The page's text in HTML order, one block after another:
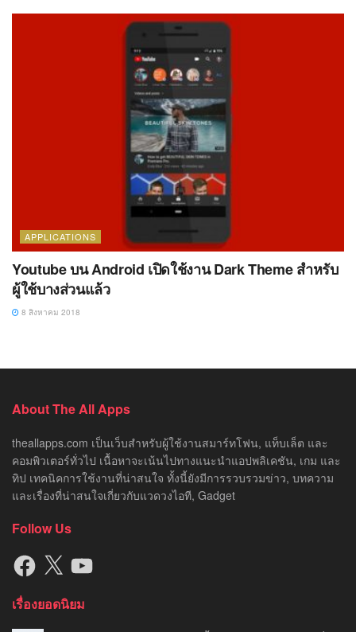
APPLICATIONS
Youtube บน Android เปิดใช้งาน Dark Theme สำหรับ
ผู้ใช้บางส่วนแล้ว
8 สิงหาคม 2018
About The All Apps
theallapps.com เป็นเว็บสำหรับผู้ใช้งานสมาร์ทโฟน, แท็บเล็ต และ
คอมพิวเตอร์ทั่วไป เนื้อหาจะเน้นไปทางแนะนำแอปพลิเคชัน, เกม และ
ทิป เทคนิคการใช้งานที่น่าสนใจ ทั้งนี้ยังมีการรวบรวมข่าว, บทความ
และเรื่องที่น่าสนใจเกี่ยวกับแวดวงไอที, Gadget
Follow Us
Facebook
X YouTube
เรื่องยอดนิยม